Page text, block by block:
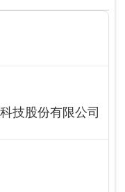
技股份有限公司